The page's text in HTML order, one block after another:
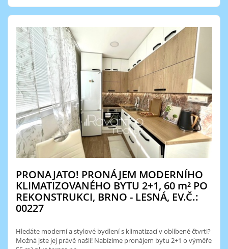
PRONAJATO! PRONÁJEM MODERNÍHO
KLIMATIZOVANÉHO BYTU 2+1, 60 m² PO
REKONSTRUKCI, BRNO - LESNÁ, EV.Č.:
00227
Hledáte moderní a stylové bydlení s klimatizací v oblíbené čtvrti?
Možná jste jej právě našli! Nabízíme pronájem bytu 2+1 o výměře